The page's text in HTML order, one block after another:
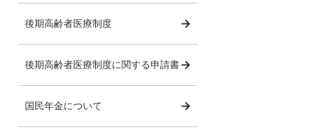
後期高齢者医療制度
後期高齢者医療制度に関する申請書
国民年金について